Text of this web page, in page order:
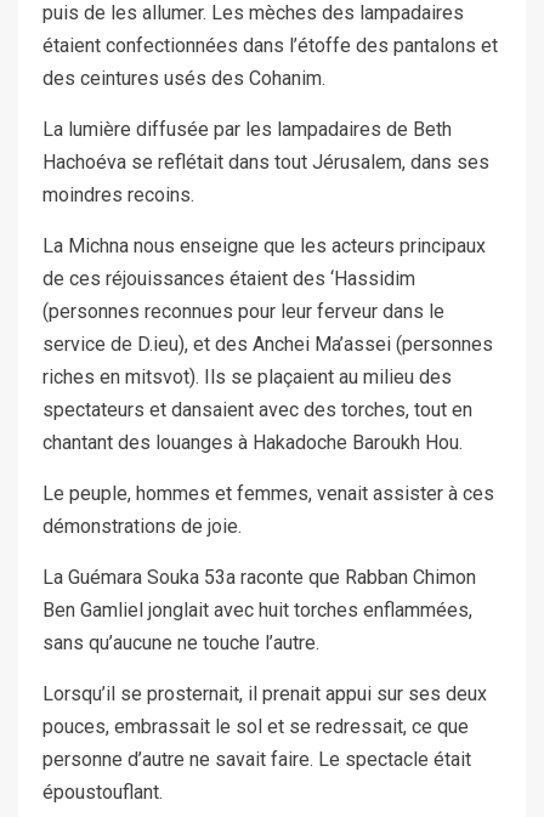
puis de les allumer. Les mèches des lampadaires
étaient confectionnées dans l’étoffe des pantalons et
des ceintures usés des Cohanim.
La lumière diffusée par les lampadaires de Beth
Hachoéva se reflétait dans tout Jérusalem, dans ses
moindres recoins.
La Michna nous enseigne que les acteurs principaux
de ces réjouissances étaient des ‘Hassidim
(personnes reconnues pour leur ferveur dans le
service de D.ieu), et des Anchei Ma’assei (personnes
riches en mitsvot). Ils se plaçaient au milieu des
spectateurs et dansaient avec des torches, tout en
chantant des louanges à Hakadoche Baroukh Hou.
Le peuple, hommes et femmes, venait assister à ces
démonstrations de joie.
La Guémara Souka 53a raconte que Rabban Chimon
Ben Gamliel jonglait avec huit torches enflammées,
sans qu’aucune ne touche l’autre.
Lorsqu’il se prosternait, il prenait appui sur ses deux
pouces, embrassait le sol et se redressait, ce que
personne d’autre ne savait faire. Le spectacle était
époustouflant.